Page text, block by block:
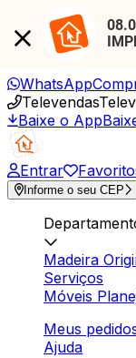
WhatsApp
Televendas
Baixe o App
Entrar
Informe o seu CEP
Madeira
Serviços
Móveis
Meus
Ajuda